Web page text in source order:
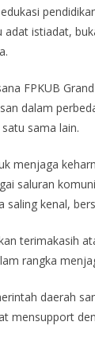
adat istiadat,
FPKUB
dalam
sama lain.
menjaga
saluran
saling kenal,
terimakasih
rangka
daerah
mensupport